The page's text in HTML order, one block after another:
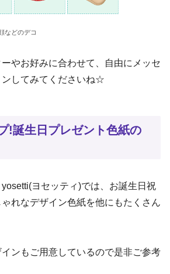
などのデコ
やお好みに合わせて、自由にメッセ
ンしてみてくださいね☆
!誕生日プレゼント色紙の
ヨセッティ)では、お誕生日祝
れなデザイン色紙を他にもたくさん
ンもご用意しているので是非ご参考